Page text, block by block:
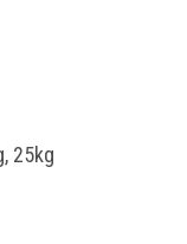
25kg